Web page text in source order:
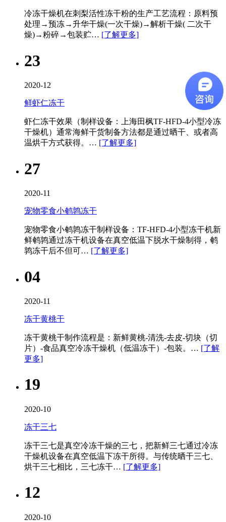
冷冻干燥机​在刺梨活性冻干粉的生产工艺流程：原料预
处理→预冻→升华干燥(一次干燥)→解析干燥( 二次干
燥)→粉碎→包装贮… [了解更多]
23
2020-12
鲜虾仁冻干
虾仁冻干效果（制样设备：上海田枫TF-HFD-4小型冷冻
干燥机）通常海鲜干货制备方法都是通过晒干、或者高
温烘干方式获得。… [了解更多]
27
2020-11
宠物零食小鹌鹑冻干
宠物零食小鹌鹑冻干制样设备：TF-HFD-4小型冻干机​新
鲜鹌鹑通过冻干机设备在真空低温下脱水干燥制得，鹌
鹑冻干后不但可… [了解更多]
04
2020-11
冻干黄桃干
冻干黄桃干制作流程是：新鲜黄桃-清洗-去皮-切块（切
片）-食品真空冷冻干燥机​（低温冻干）-包装。… [了解
更多]
19
2020-10
冻干三七
冻干三七是真空冷冻干燥的三七，把新鲜三七通过冷冻
干燥机​设备在真空低温下冻干所得。与传统晒干三七、
烘干三七相比，三七冻干… [了解更多]
12
2020-10